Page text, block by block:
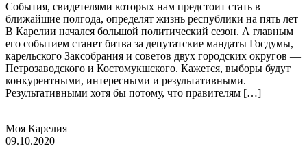
События, свидетелями которых нам предстоит стать в
ближайшие полгода, определят жизнь республики на пять лет
В Карелии начался большой политический сезон. А главным
его событием станет битва за депутатские мандаты Госдумы,
карельского Заксобрания и советов двух городских округов —
Петрозаводского и Костомукшского. Кажется, выборы будут
конкурентными, интересными и результативными.
Результативными хотя бы потому, что правителям […]
Моя Карелия
09.10.2020